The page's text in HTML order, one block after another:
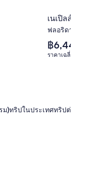
เนเปิลส์
ฟลอริดา, สหรัฐอเม
ราคา
เฉลี่ย
฿6,444
ราคาเฉลี่ยต่อคืน
ม)ทริปในประเทศทริปต่างประเทศ